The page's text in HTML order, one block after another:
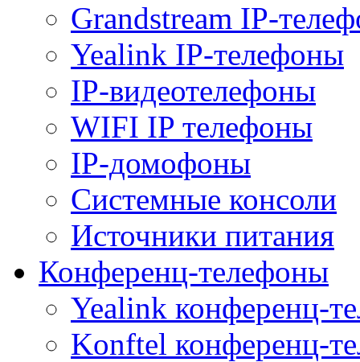
Grandstream IP-
Yealink IP-телефоны
IP-видеотелефоны
WIFI IP телефоны
IP-домофоны
Системные консоли
Источники питания
Конференц-телефоны
Yealink конференц-
Konftel конференц-